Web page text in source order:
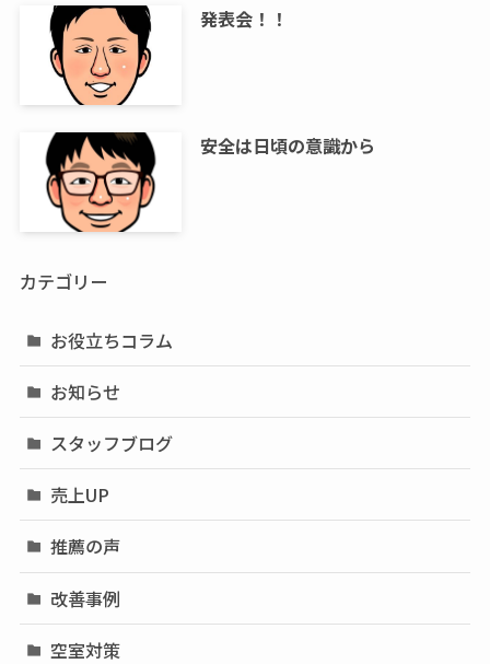
発表会！！
安全は日頃の意識から
カテゴリー
お役立ちコラム
お知らせ
スタッフブログ
売上UP
推薦の声
改善事例
空室対策